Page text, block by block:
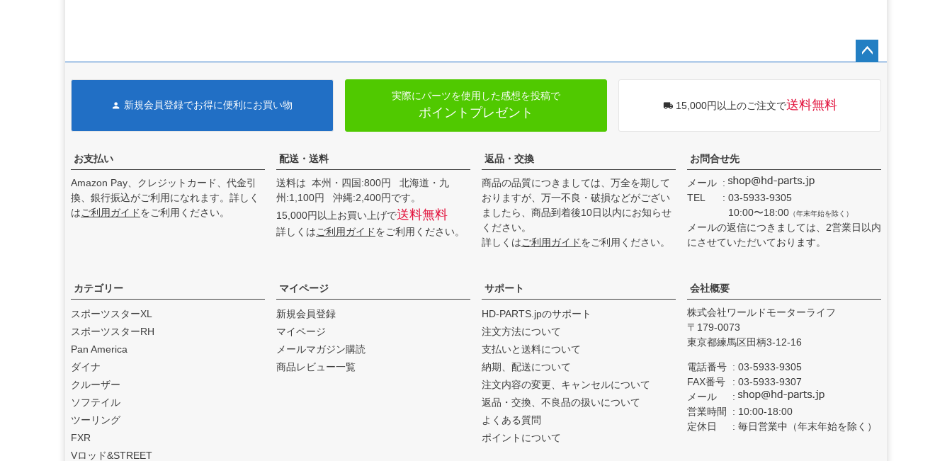
D&D エキゾースト（ディー
た。
feture ヘルメット（フュー
チャーヘルメット）の取り
扱いを始めました。
ました。
2024.12
s（ブローパフォーマンスエ
キゾースト）
始めました。
2024.11
By City（バイ シティ）
本総代理店となりました。
2024.10
Dominator Motorcycles（ド
新規会員登録でお得に便利にお買い物
実際にパーツを使用した感想を投稿で
ポイントプレゼント 15,000円以上のご注文で送料無料
お支払い
Amazon Pay、クレジットカード、代金引
換、銀行振込がご利用になれます。詳しく
はご利用ガイドをご利用ください。
配送・送料
送料は 本州・四国:800円 北海道・九
州:1,100円 沖縄:2,400円です。
15,000円以上お買い上げで送料無料
詳しくはご利用ガイドをご利用ください。
返品・交換
商品の品質につきましては、万全を期して
おりますが、万一不良・破損などがござい
ましたら、商品到着後10日以内にお知らせ
ください。
詳しくはご利用ガイドをご利用ください。
お問合せ先
メール
TEL
03-5933-9305
10:00〜18:00 （年末年始を除く）
メールの返信につきましては、2営業日以内
にさせていただいております。
カテゴリー
スポーツスターXL
スポーツスターRH
Pan America
ダイナ
クルーザー
ソフテイル
ツーリング
FXR
Vロッド&STREET
マイページ
新規会員登録
マイページ
メールマガジン購読
商品レビュー一覧
サポート
HD-PARTS.jpのサポート
注文方法について
支払いと送料について
納期、配送について
注文内容の変更、キャンセルについて
返品・交換、不良品の扱いについて
よくある質問
ポイントについて
会社概要
株式会社ワールドモーターライフ
179-0073
東京都練馬区田柄3-12-16
電話番号
03-5933-9305
FAX番号
03-5933-9307
メール
営業時間
10:00-18:00
定休日
毎日営業中（年末年始を除く）